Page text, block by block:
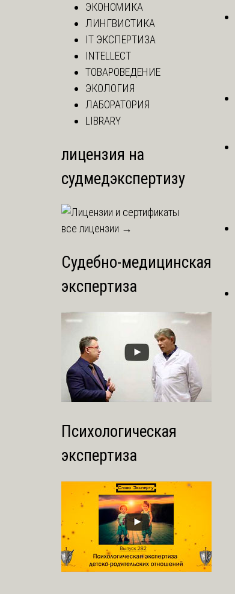
ЭКОНОМИКА
ЛИНГВИСТИКА
IT ЭКСПЕРТИЗА
INTELLECT
ТОВАРОВЕДЕНИЕ
ЭКОЛОГИЯ
ЛАБОРАТОРИЯ
LIBRARY
лицензия на
судмедэкспертизу
все лицензии →
Судебно-медицинская
экспертиза
Психологическая
экспертиза